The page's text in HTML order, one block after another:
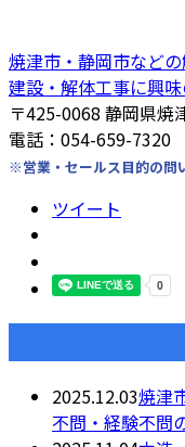
焼津市・静岡市など
建設・解体工事に興
〒425-0068 静岡県焼
電話：054-659-7320
※営業・セールス目的の問
ツイート
2025.12.03焼津
不問・経験不問